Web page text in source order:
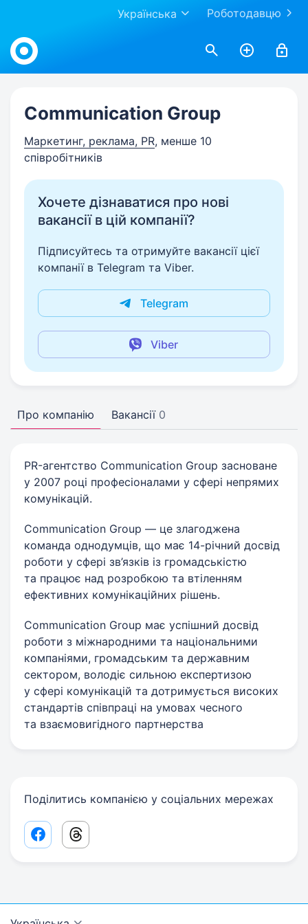
Роботодавцю
Українська
Work.ua
Communication Group
Маркетинг, реклама, PR, менше 10
співробітників
Хочете дізнаватися про нові
вакансії в цій компанії?
Підписуйтесь та отримуйте вакансії цієї
компанії в Telegram та Viber.
Telegram
Viber
Про компанію Вакансії 0
PR-агентство Communication Group засноване
у 2007 році професіоналами у сфері непрямих
комунікацій.
Communication Group — це злагоджена
команда однодумців, що має 14-річний досвід
роботи у сфері зв’язків із громадськістю
та працює над розробкою та втіленням
ефективних комунікаційних рішень.
Communication Group має успішний досвід
роботи з міжнародними та національними
компаніями, громадським та державним
сектором, володіє сильною експертизою
у сфері комунікацій та дотримується високих
стандартів співпраці на умовах чесного
та взаємовигідного партнерства
Поділитись компанією у соціальних мережах
Facebook share link
Threads share link